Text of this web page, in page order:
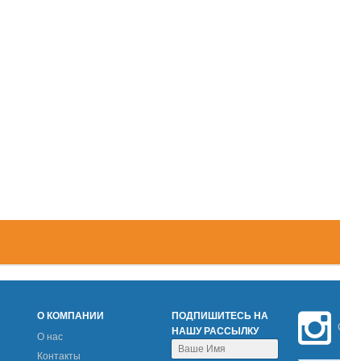
О КОМПАНИИ
О нас
Контакты
ПОДПИШИТЕСЬ НА
НАШУ РАССЫЛКУ